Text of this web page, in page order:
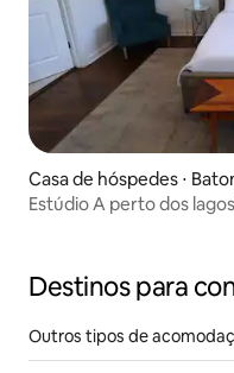
Casa de hóspedes ⋅
Estúdio A perto dos
Destinos para
Outros tipos de